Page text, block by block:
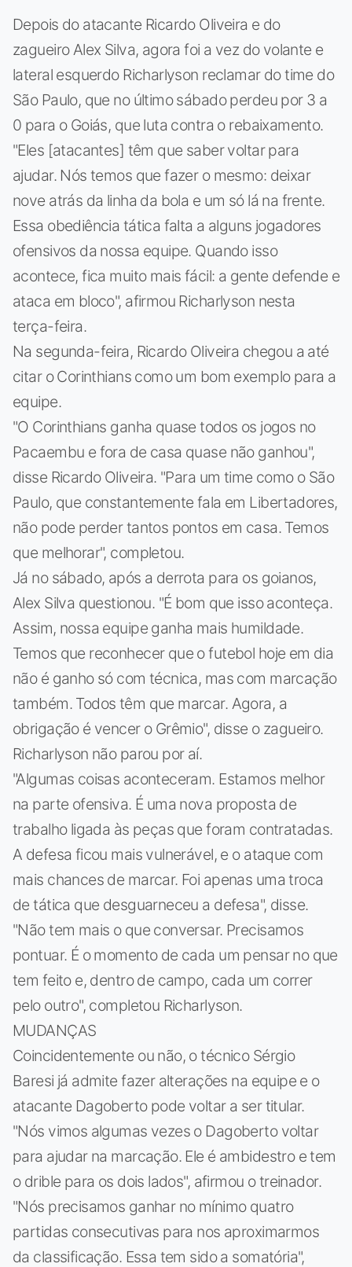
Depois do atacante Ricardo Oliveira e do
zagueiro Alex Silva, agora foi a vez do volante e
lateral esquerdo Richarlyson reclamar do time do
São Paulo, que no último sábado perdeu por 3 a
0 para o Goiás, que luta contra o rebaixamento.
"Eles [atacantes] têm que saber voltar para
ajudar. Nós temos que fazer o mesmo: deixar
nove atrás da linha da bola e um só lá na frente.
Essa obediência tática falta a alguns jogadores
ofensivos da nossa equipe. Quando isso
acontece, fica muito mais fácil: a gente defende e
ataca em bloco", afirmou Richarlyson nesta
terça-feira.
Na segunda-feira, Ricardo Oliveira chegou a até
citar o Corinthians como um bom exemplo para a
equipe.
"O Corinthians ganha quase todos os jogos no
Pacaembu e fora de casa quase não ganhou",
disse Ricardo Oliveira. "Para um time como o São
Paulo, que constantemente fala em Libertadores,
não pode perder tantos pontos em casa. Temos
que melhorar", completou.
Já no sábado, após a derrota para os goianos,
Alex Silva questionou. "É bom que isso aconteça.
Assim, nossa equipe ganha mais humildade.
Temos que reconhecer que o futebol hoje em dia
não é ganho só com técnica, mas com marcação
também. Todos têm que marcar. Agora, a
obrigação é vencer o Grêmio", disse o zagueiro.
Richarlyson não parou por aí.
"Algumas coisas aconteceram. Estamos melhor
na parte ofensiva. É uma nova proposta de
trabalho ligada às peças que foram contratadas.
A defesa ficou mais vulnerável, e o ataque com
mais chances de marcar. Foi apenas uma troca
de tática que desguarneceu a defesa", disse.
"Não tem mais o que conversar. Precisamos
pontuar. É o momento de cada um pensar no que
tem feito e, dentro de campo, cada um correr
pelo outro", completou Richarlyson.
MUDANÇAS
Coincidentemente ou não, o técnico Sérgio
Baresi já admite fazer alterações na equipe e o
atacante Dagoberto pode voltar a ser titular.
"Nós vimos algumas vezes o Dagoberto voltar
para ajudar na marcação. Ele é ambidestro e tem
o drible para os dois lados", afirmou o treinador.
"Nós precisamos ganhar no mínimo quatro
partidas consecutivas para nos aproximarmos
da classificação. Essa tem sido a somatória",